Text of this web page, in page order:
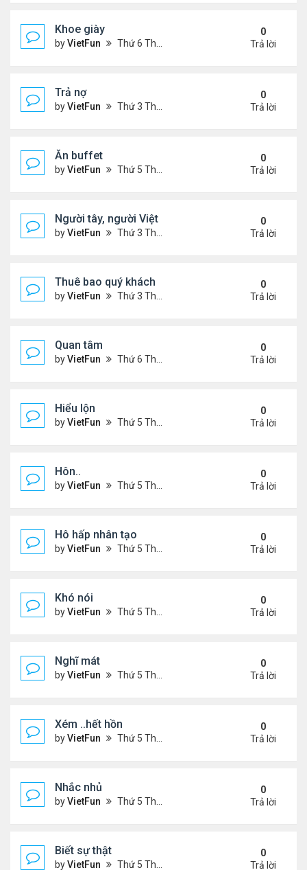
Khoe giày
byVietFun Thứ 6 Tháng 1 13, 2023 12:30 pm
0
Trả lời
Trả nợ
byVietFun Thứ 3 Tháng 12 13, 2022 12:44 pm
0
Trả lời
Ăn buffet
byVietFun Thứ 5 Tháng 12 01, 2022 12:22 pm
0
Trả lời
Người tây, người Việt
byVietFun Thứ 3 Tháng 11 22, 2022 1:25 pm
0
Trả lời
Thuê bao quý khách
byVietFun Thứ 3 Tháng 11 22, 2022 12:14 pm
0
Trả lời
Quan tâm
byVietFun Thứ 6 Tháng 8 12, 2022 12:54 pm
0
Trả lời
Hiểu lộn
byVietFun Thứ 5 Tháng 7 14, 2022 5:08 pm
0
Trả lời
Hôn..
byVietFun Thứ 5 Tháng 7 14, 2022 4:59 pm
0
Trả lời
Hô hấp nhân tạo
byVietFun Thứ 5 Tháng 7 14, 2022 4:52 pm
0
Trả lời
Khó nói
byVietFun Thứ 5 Tháng 7 14, 2022 4:50 pm
0
Trả lời
Nghĩ mát
byVietFun Thứ 5 Tháng 7 14, 2022 4:48 pm
0
Trả lời
Xém ..hết hồn
byVietFun Thứ 5 Tháng 7 14, 2022 4:44 pm
0
Trả lời
Nhắc nhủ
byVietFun Thứ 5 Tháng 7 14, 2022 4:38 pm
0
Trả lời
Biết sự thật
byVietFun Thứ 5 Tháng 7 14, 2022 4:37 pm
0
Trả lời